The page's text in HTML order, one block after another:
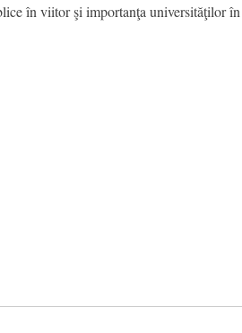
în viitor şi importanţa universităţilor